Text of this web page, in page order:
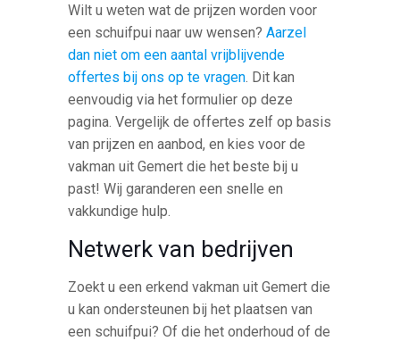
Wilt u weten wat de prijzen worden voor
een schuifpui naar uw wensen?Aarzel
dan niet om een aantal vrijblijvende
offertes bij ons op te vragen. Dit kan
eenvoudig via het formulier op deze
pagina. Vergelijk de offertes zelf op basis
van prijzen en aanbod, en kies voor de
vakman uit Gemert die het beste bij u
past! Wij garanderen een snelle en
vakkundige hulp.
Netwerk van bedrijven
Zoekt u een erkend vakman uit Gemert die
u kan ondersteunen bij het plaatsen van
een schuifpui? Of die het onderhoud of de